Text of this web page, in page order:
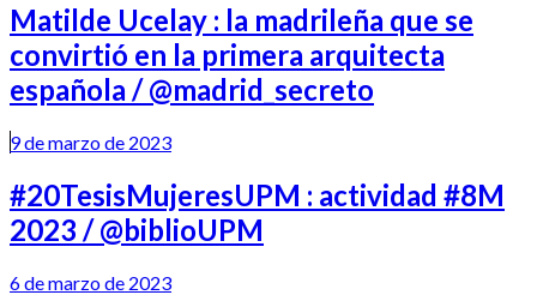
Matilde Ucelay : la madrileña que se
convirtió en la primera arquitecta
española / @madrid_secreto
9 de marzo de 2023
#20TesisMujeresUPM : actividad #8M
2023 / @biblioUPM
6 de marzo de 2023